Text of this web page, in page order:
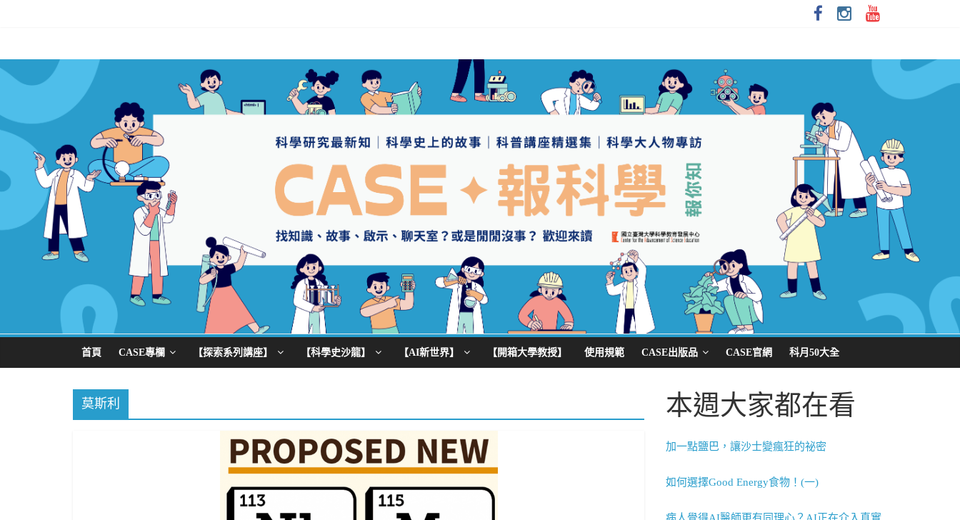
首頁 CASE專欄 【探索系列講座】 【科學史沙龍】 【AI新世界】 【開箱大學教授】 使用規範 CASE出版品 CASE官網 科月50大全
莫斯利 本週大家都在看
加一點鹽巴，讓沙士變瘋狂的祕密
如何選擇Good Energy食物！(一)